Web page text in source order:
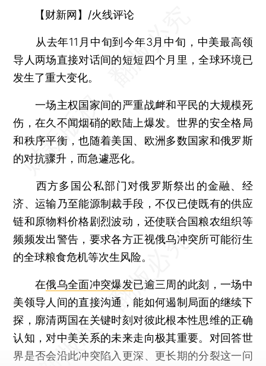
【财新网】/火线评论
从去年11月中旬到今年3月中旬，中美最高领
导人两场直接对话间的短短四个月里，全球环境已
发生了重大变化。
一场主权国家间的严重战衅和平民的大规模死
伤，在久不闻烟硝的欧陆上爆发。世界的安全格局
和秩序平衡，也随着美国、欧洲多数国家和俄罗斯
的对抗骤升，而急遽恶化。
西方多国公私部门对俄罗斯祭出的金融、经
济、运输乃至能源制裁手段，不仅已使既有的供应
链和原物料价格剧烈波动，还使联合国粮农组织等
频频发出警告，要求各方正视俄乌冲突所可能衍生
的全球粮食危机等次生风险。
在俄乌全面冲突爆发已逾三周的此刻，一场中
美领导人间的直接沟通，能如何遏制局面的继续下
探，廓清两国在关键时刻对彼此根本性思维的正确
认知，对中美关系的未来走向极其重要。对回答世
界是否会沿此冲突陷入更深、更长期的分裂这一问